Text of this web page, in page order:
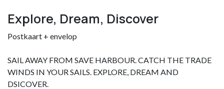
Explore, Dream, Discover
Postkaart + envelop
SAIL AWAY FROM SAVE HARBOUR. CATCH THE TRADE
WINDS IN YOUR SAILS. EXPLORE, DREAM AND
DSICOVER.